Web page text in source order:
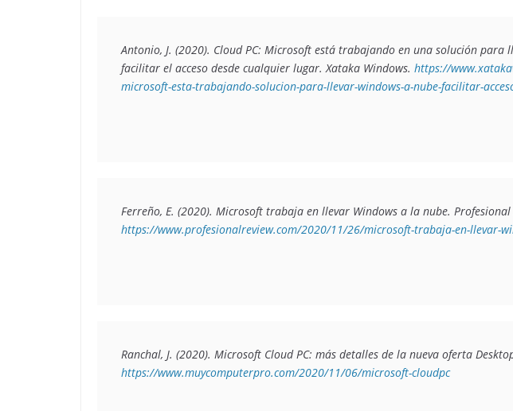
Antonio, J. (2020). Cloud PC: Microsoft está trabajando en una solución para
facilitar el acceso desde cualquier lugar. Xataka Windows. https://
microsoft-esta-trabajando-solucion-para-llevar-windows-a-nube-facilitar-
Ferreño, E. (2020). Microsoft trabaja en llevar Windows a la nube
https://www.profesionalreview.com/2020/11/26/microsoft-trabaja-en-llevar-
Ranchal, J. (2020). Microsoft Cloud PC: más detalles de la nueva oferta
https://www.muycomputerpro.com/2020/11/06/microsoft-cloudpc